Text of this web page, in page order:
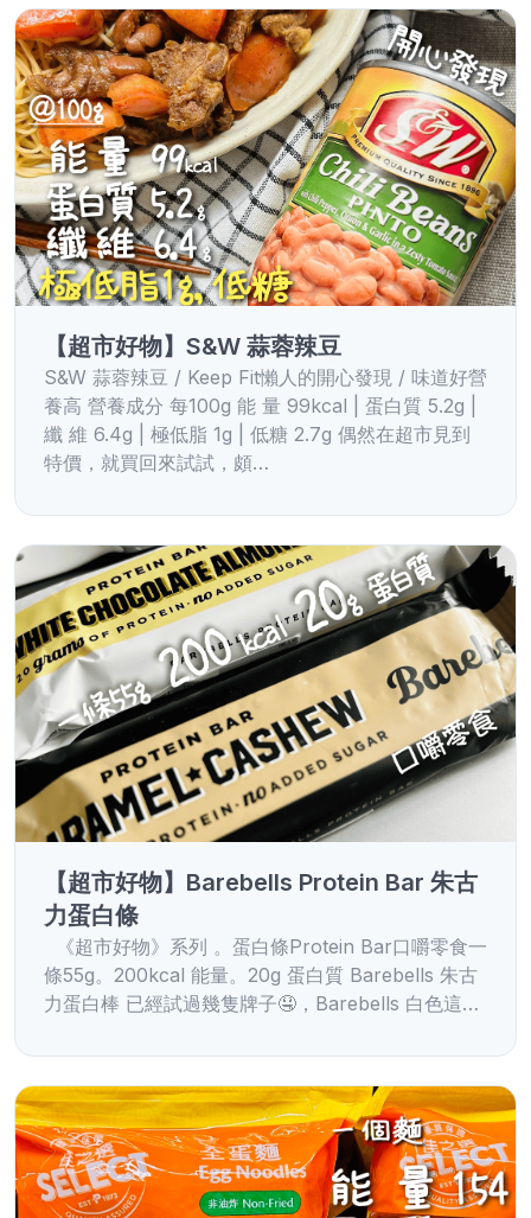
【超市好物】S&W 蒜蓉辣豆
S&W 蒜蓉辣豆 / Keep Fit懶人的開心發現 / 味道好營
養高 營養成分 每100g 能 量 99kcal | 蛋白質 5.2g |
纖 維 6.4g | 極低脂 1g | 低糖 2.7g 偶然在超市見到
特價，就買回來試試，頗…
【超市好物】Barebells Protein Bar 朱古
力蛋白條
《超市好物》系列 。蛋白條Protein Bar口嚼零食一
條55g。200kcal 能量。20g 蛋白質 Barebells 朱古
力蛋白棒 已經試過幾隻牌子🤤，Barebells 白色這…